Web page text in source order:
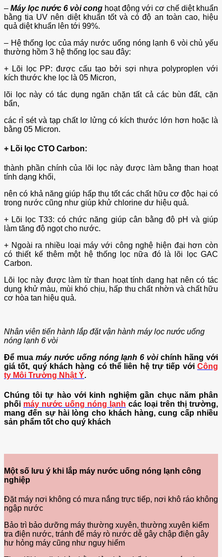
– Máy lọc nước 6 vòi cong hoạt động với cơ chế diệt khuẩn
bằng tia UV nên diệt khuẩn tốt và có độ an toàn cao, hiệu
quả diệt khuẩn lên tới 99%.
– Hệ thống lọc của máy nước uống nóng lạnh 6 vòi chủ yếu
thường hồm 3 hệ thống lọc sau đây:
+ Lõi lọc PP: được cấu tạo bởi sợi nhựa polyproplen với
kích thước khe lọc là 05 Micron,
lõi lọc này có tác dụng ngăn chặn tất cả các bùn đất, cặn
bẩn,
các rỉ sét và tạp chất lơ lửng có kích thước lớn hơn hoặc là
bằng 05 Micron.
+ Lõi lọc CTO Carbon:
thành phần chính của lõi lọc này được làm bằng than hoạt
tính dạng khối,
nên có khả năng giúp hấp thụ tốt các chất hữu cơ độc hại có
trong nước cũng như giúp khử chlorine dư hiệu quả.
+ Lõi lọc T33: có chức năng giúp cân bằng độ pH và giúp
làm tăng độ ngọt cho nước.
+ Ngoài ra nhiều loại máy với công nghệ hiện đại hơn còn
có thiết kế thêm một hệ thống lọc nữa đó là lõi lọc GAC
Carbon.
Lõi lọc này được làm từ than hoạt tính dạng hạt nên có tác
dụng khử màu, mùi khó chịu, hấp thu chất nhờn và chất hữu
cơ hòa tan hiệu quả.
Nhân viên tiến hành lắp đặt vận hành máy lọc nước uống
nóng lạnh 6 vòi
Để mua máy nước uống nóng lạnh 6 vòichính hãng với
giá tốt, quý khách hàng có thể liên hệ trự tiếp với Công
ty Môi Trường Nhật Ý.
Chúng tôi tự hào với kinh nghiệm gần chục năm phân
phối máy nước uống nóng lạnh các loại trên thị trường,
mang đến sự hài lòng cho khách hàng, cung cấp nhiều
sản phẩm tốt cho quý khách
Một số lưu ý khi lắp máy nước uống nóng lạnh công
nghiệp
Đặt máy nơi không có mưa nắng trực tiếp, nơi khô ráo không
ngập nước
Bảo trì bảo dưỡng máy thường xuyên, thường xuyên kiểm
tra điện nước, tránh để máy rò nước dễ gây chập điện gây
hư hỏng máy cũng như nguy hiểm